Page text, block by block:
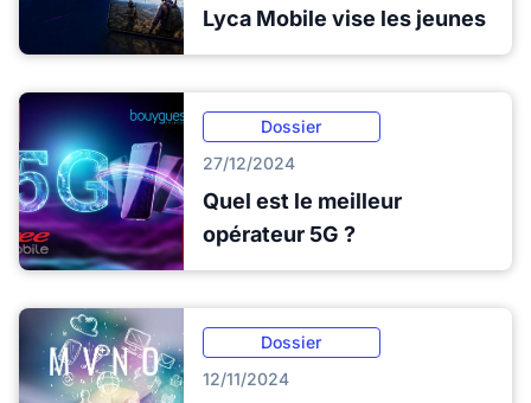
Lyca Mobile vise les jeunes
Dossier
27/12/2024
Quel est le meilleur
opérateur 5G ?
Dossier
12/11/2024